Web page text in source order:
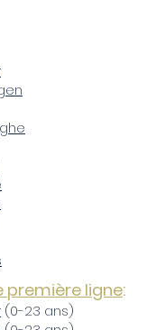
première ligne:
(0-23 ans)